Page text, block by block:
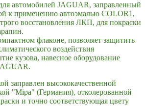
автомобилей JAGUAR, заправленный
к применению автоэмалью COLOR1,
восстановления ЛКП, для покраски
флаконе, позволяет защитить
воздействия
кузова, навесное оборудование
заправлен высококачественной
"Mipa" (Германия), отколерованной
и точно соответствующая цвету